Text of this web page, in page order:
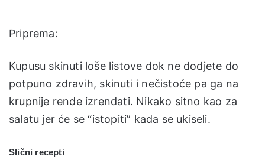
Priprema:
Kupusu skinuti loše listove dok ne dodjete do
potpuno zdravih, skinuti i nečistoće pa ga na
krupnije rende izrendati. Nikako sitno kao za
salatu jer će se “istopiti” kada se ukiseli.
Slični recepti